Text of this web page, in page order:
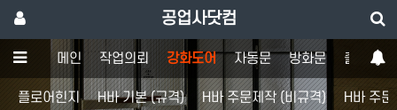
공업사닷컴
메인 작업의뢰 강화도어 자동문 방화문 출입통제
플로어힌지 H바 기본 (규격) H바 주문제작 (비규격) H바 주